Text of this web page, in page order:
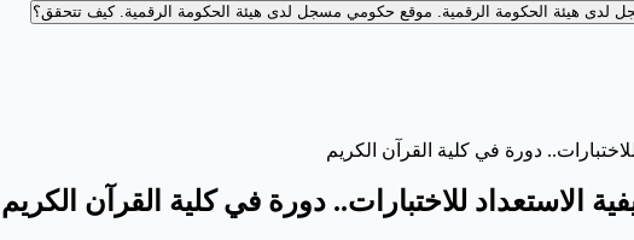
هيئة الحكومة الرقمية. موقع حكومي مسجل لدى هيئة الحكومة الرقمية.كيف تتحقق؟
دورة في كلية القرآن الكريم
الاستعداد للاختبارات.. دورة في كلية القرآن الكريم